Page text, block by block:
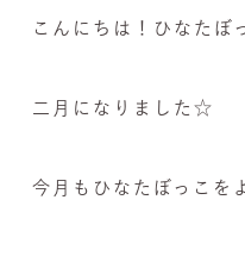
こんにちは！ひなたぼ
二月になりました☆
今月もひなたぼっこを